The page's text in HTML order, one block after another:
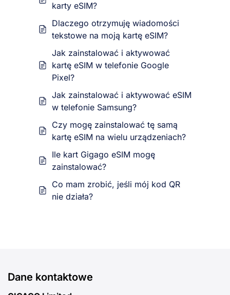
karty eSIM?
Dlaczego otrzymuję wiadomości
tekstowe na moją kartę eSIM?
Jak zainstalować i aktywować
kartę eSIM w telefonie Google
Pixel?
Jak zainstalować i aktywować eSIM
w telefonie Samsung?
Czy mogę zainstalować tę samą
kartę eSIM na wielu urządzeniach?
Ile kart Gigago eSIM mogę
zainstalować?
Co mam zrobić, jeśli mój kod QR
nie działa?
Dane kontaktowe